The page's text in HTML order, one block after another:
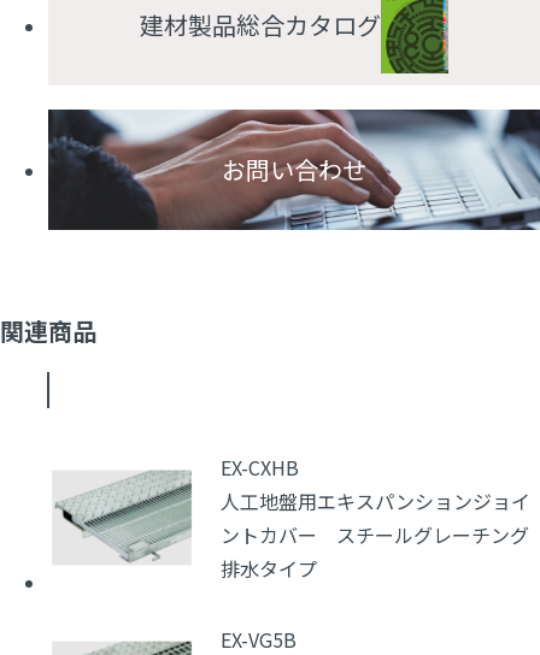
建材製品総合カタログ
お問い合わせ
関連商品
EX-CXHB
人工地盤用エキスパンションジョイ
ントカバー スチールグレーチング
排水タイプ
EX-VG5B